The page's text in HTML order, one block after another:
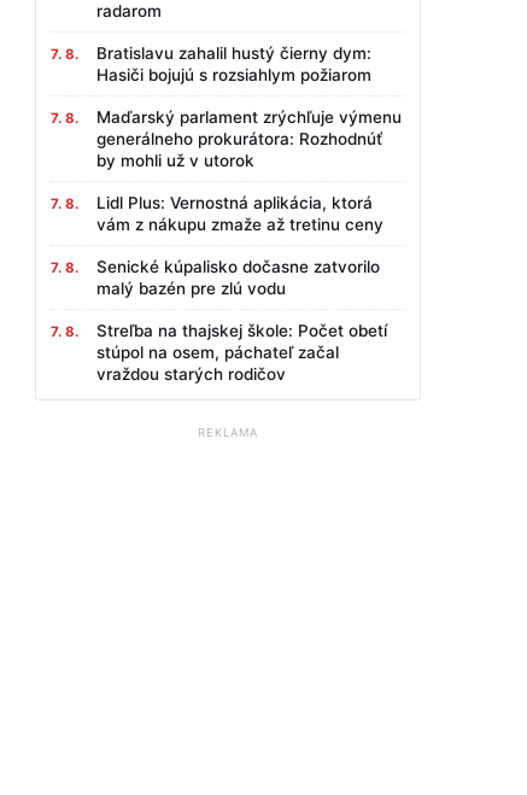
radarom
7. 8.
Bratislavu zahalil hustý čierny dym:
Hasiči bojujú s rozsiahlym požiarom
7. 8.
Maďarský parlament zrýchľuje výmenu
generálneho prokurátora: Rozhodnúť
by mohli už v utorok
7. 8.
Lidl Plus: Vernostná aplikácia, ktorá
vám z nákupu zmaže až tretinu ceny
7. 8.
Senické kúpalisko dočasne zatvorilo
malý bazén pre zlú vodu
7. 8.
Streľba na thajskej škole: Počet obetí
stúpol na osem, páchateľ začal
vraždou starých rodičov
REKLAMA